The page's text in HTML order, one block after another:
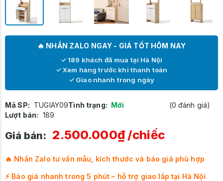
🔥 NHẮN ZALO NGAY - GIÁ TỐT HÔM NAY
✓ 189 khách đã mua tại Hà Nội
✓ Xem hàng trước khi thanh toán
✓ Giao nhanh trong ngày
Mã SP: TUGIAY09Tình trạng: Mới
(0 đánh giá)
Lượt bán: 189
Giá bán: 2.500.000₫/chiếc
🔥 Nhắn Zalo tư vấn mẫu, kích thước và báo giá phù hợp
⚡ Báo giá nhanh trong 5 phút – hỗ trợ giao lắp tại Hà Nội